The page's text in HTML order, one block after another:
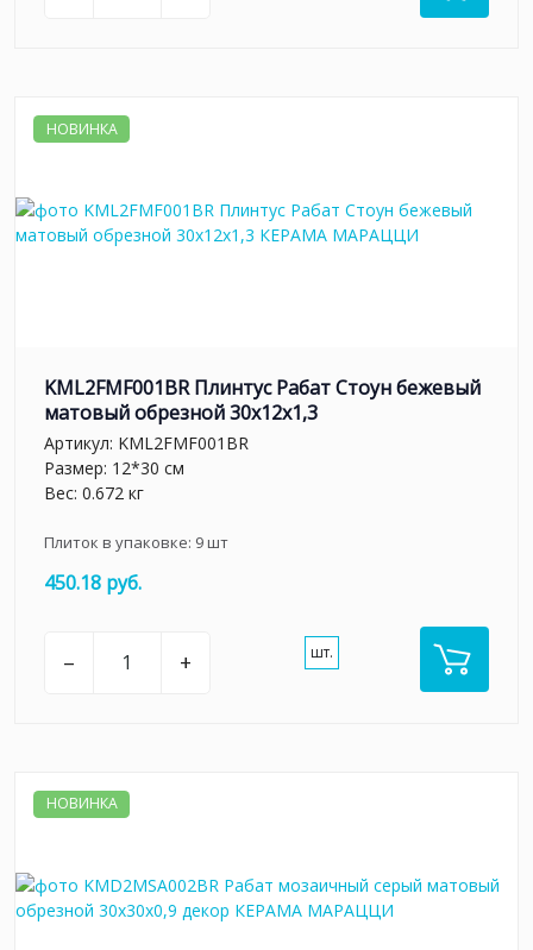
НОВИНКА
KML2FMF001BR Плинтус Рабат Стоун бежевый
матовый обрезной 30x12x1,3
Артикул: KML2FMF001BR
Размер: 12*30 см
Вес: 0.672 кг
Плиток в упаковке: 9шт
450.18 руб.
– + шт.
НОВИНКА